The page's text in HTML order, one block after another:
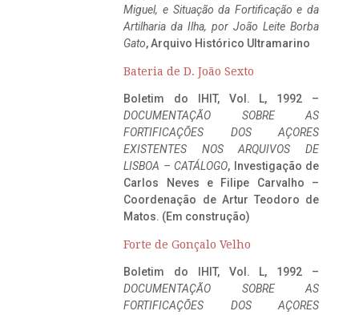
Miguel, e Situação da Fortificação e da
Artilharia da Ilha, por João Leite Borba
Gato, Arquivo Histórico Ultramarino
Bateria de D. João Sexto
Boletim do IHIT, Vol. L, 1992 –
DOCUMENTAÇÃO SOBRE AS
FORTIFICAÇÕES DOS AÇORES
EXISTENTES NOS ARQUIVOS DE
LISBOA – CATÁLOGO, Investigação de
Carlos Neves e Filipe Carvalho –
Coordenação de Artur Teodoro de
Matos. (Em construção)
Forte de Gonçalo Velho
Boletim do IHIT, Vol. L, 1992 –
DOCUMENTAÇÃO SOBRE AS
FORTIFICAÇÕES DOS AÇORES